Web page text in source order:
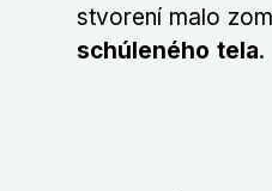
stvorení malo
schúleného tela.